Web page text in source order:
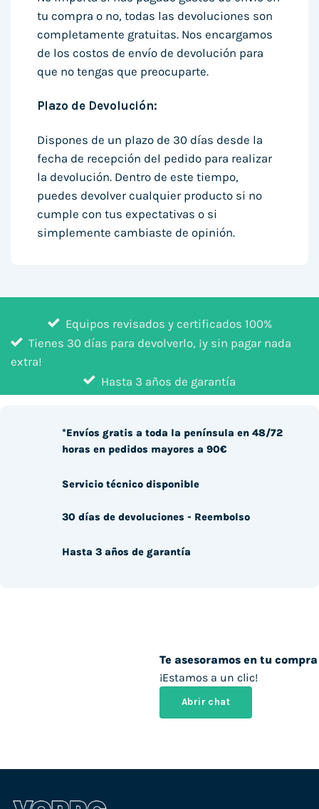
tu compra o no, todas las devoluciones son
completamente gratuitas. Nos encargamos
de los costos de envío de devolución para
que no tengas que preocuparte.
Plazo de Devolución:
Dispones de un plazo de 30 días desde la
fecha de recepción del pedido para realizar
la devolución. Dentro de este tiempo,
puedes devolver cualquier producto si no
cumple con tus expectativas o si
simplemente cambiaste de opinión.
Equipos revisados y certificados 100%
Tienes 30 días para devolverlo, ¡y sin pagar nada
extra!
Hasta 3 años de garantía
Te asesoramos en tu compra
¡Estamos a un clic!
Abrir chat
*Envíos gratis a toda la península en 48/72
horas en pedidos mayores a 90€
Servicio técnico disponible
30 días de devoluciones - Reembolso
Hasta 3 años de garantía